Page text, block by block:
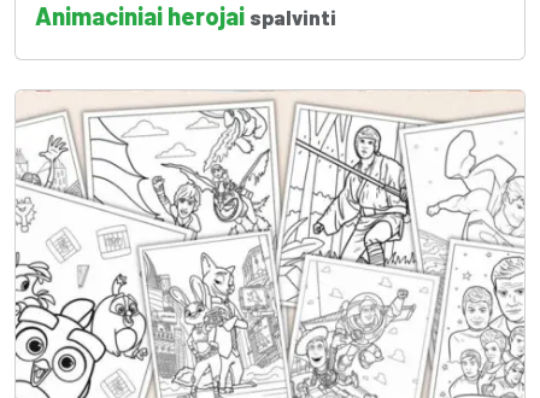
Animaciniai herojai spalvinti